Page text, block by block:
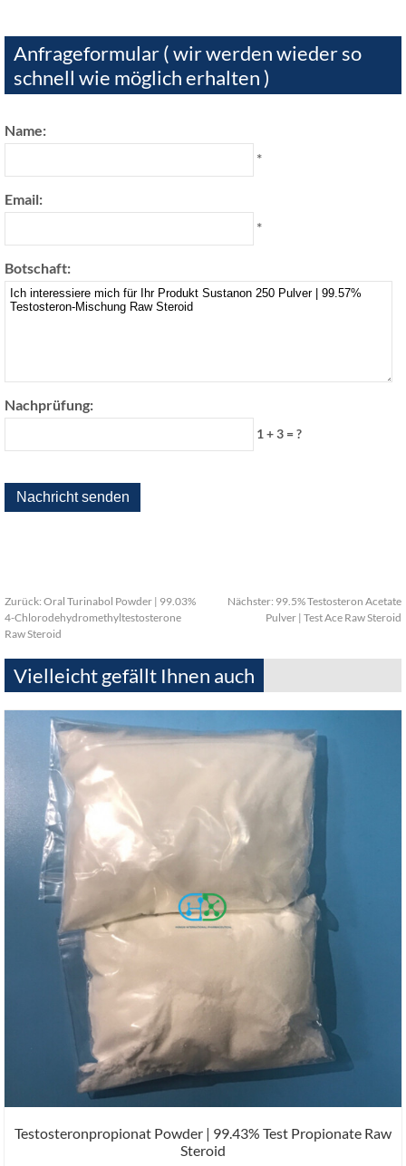
Anfrageformular ( wir werden wieder so
schnell wie möglich erhalten )
Name:
*
Email:
*
Botschaft:
Nachprüfung:
1 + 3 = ?
Zurück: Oral Turinabol Powder | 99.03%
4-Chlorodehydromethyltestosterone
Raw Steroid
Nächster: 99.5% Testosteron Acetate
Pulver | Test Ace Raw Steroid
Vielleicht gefällt Ihnen auch
Testosteronpropionat Powder | 99.43% Test Propionate Raw
Steroid